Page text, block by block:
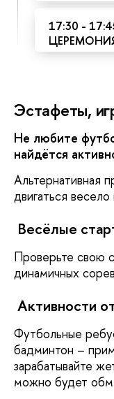
17:30 -
Эстафеты,
Не любите
найдётся
Альтернативная
двигаться
Весёлые
Проверьте свою
динамичных
Активности
Футбольные
бадминтон –
зарабатывайте
можно будет